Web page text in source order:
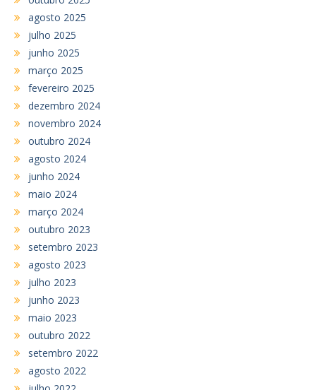
agosto 2025
julho 2025
junho 2025
março 2025
fevereiro 2025
dezembro 2024
novembro 2024
outubro 2024
agosto 2024
junho 2024
maio 2024
março 2024
outubro 2023
setembro 2023
agosto 2023
julho 2023
junho 2023
maio 2023
outubro 2022
setembro 2022
agosto 2022